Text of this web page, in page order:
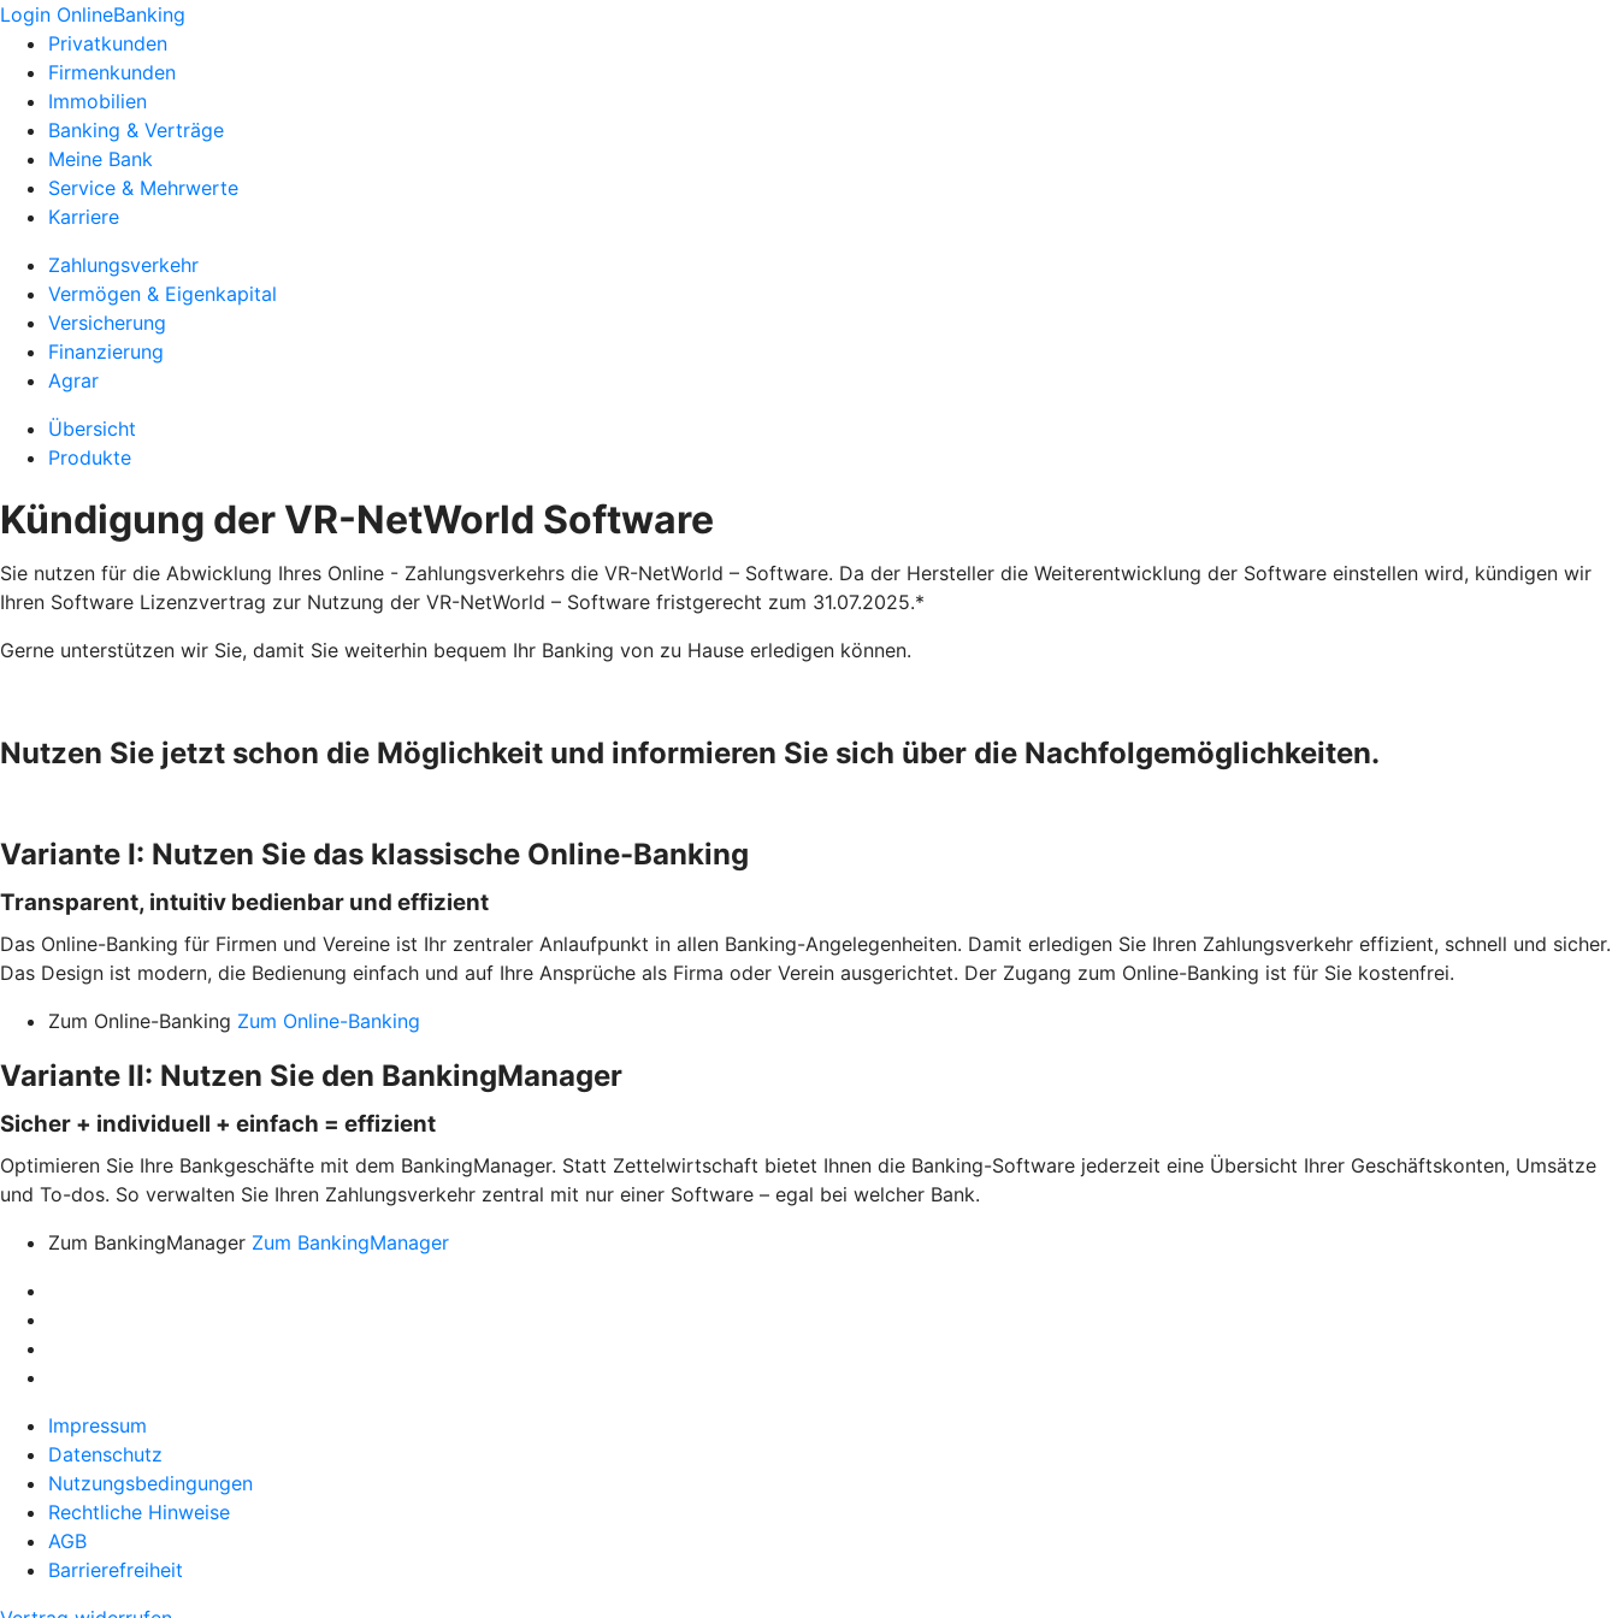
Login OnlineBanking
Privatkunden
Firmenkunden
Immobilien
Banking & Verträge
Meine Bank
Service & Mehrwerte
Karriere
Zahlungsverkehr
Vermögen & Eigenkapital
Versicherung
Finanzierung
Agrar
Übersicht
Produkte
Kündigung der VR-NetWorld Software
Sie nutzen für die Abwicklung Ihres Online - Zahlungsverkehrs die VR-NetWorld – Software. Da der Hersteller die Weiterentwicklung der Software einstellen wird, kündigen wir
Ihren Software Lizenzvertrag zur Nutzung der VR-NetWorld – Software fristgerecht zum 31.07.2025.*
Gerne unterstützen wir Sie, damit Sie weiterhin bequem Ihr Banking von zu Hause erledigen können.
Nutzen Sie jetzt schon die Möglichkeit und informieren Sie sich über die Nachfolgemöglichkeiten.
Variante I: Nutzen Sie das klassische Online-Banking
Transparent, intuitiv bedienbar und effizient
Das Online-Banking für Firmen und Vereine ist Ihr zentraler Anlaufpunkt in allen Banking-Angelegenheiten. Damit erledigen Sie Ihren Zahlungsverkehr effizient, schnell und sicher.
Das Design ist modern, die Bedienung einfach und auf Ihre Ansprüche als Firma oder Verein ausgerichtet. Der Zugang zum Online-Banking ist für Sie kostenfrei.
Zum Online-Banking Zum Online-Banking
Variante II: Nutzen Sie den BankingManager
Sicher + individuell + einfach = effizient
Optimieren Sie Ihre Bankgeschäfte mit dem BankingManager. Statt Zettelwirtschaft bietet Ihnen die Banking-Software jederzeit eine Übersicht Ihrer Geschäftskonten, Umsätze
und To-dos. So verwalten Sie Ihren Zahlungsverkehr zentral mit nur einer Software – egal bei welcher Bank.
Zum BankingManager Zum BankingManager
Impressum
Datenschutz
Nutzungsbedingungen
Rechtliche Hinweise
AGB
Barrierefreiheit